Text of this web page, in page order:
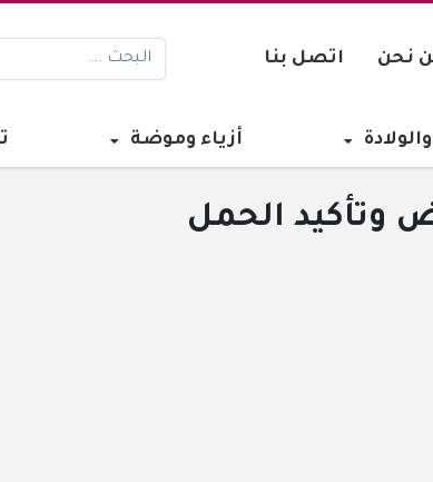
نحن اتصل بنا
أزياء وموضة
وتأكيد الحمل